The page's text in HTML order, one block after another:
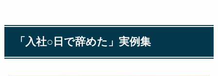
「入社○日で辞めた」実例集